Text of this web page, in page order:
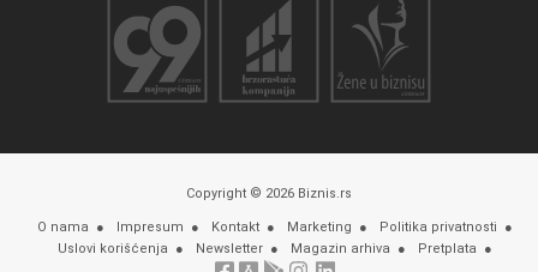
Copyright © 2026 Biznis.rs
O nama Impresum Kontakt Marketing
Politika privatnosti
Uslovi korišćenja
Newsletter Magazin arhiva Pretplata